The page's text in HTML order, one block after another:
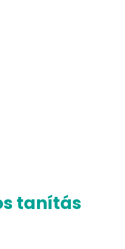
tanítás